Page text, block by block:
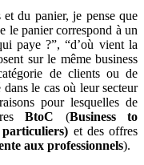
et du panier, je pense que
le panier correspond à un
paye ?”, “d’où vient la
sur le même business
de clients ou de
le cas où leur secteur
pour lesquelles de
BtoC (Business to
et des offres
aux professionnels).